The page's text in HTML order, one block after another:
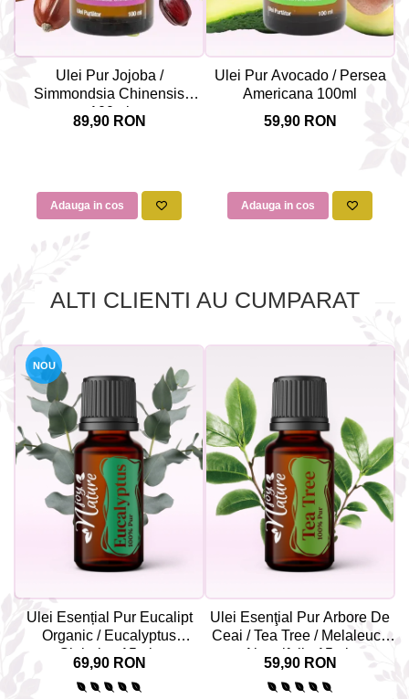
Ulei Pur Jojoba /
Simmondsia Chinensis
100ml
89,90 RON
Adauga in cos
Ulei Pur Avocado / Persea
Americana 100ml
59,90 RON
Adauga in cos
ALTI CLIENTI AU CUMPARAT
NOU
Ulei Esențial Pur Eucalipt
Organic / Eucalyptus
Globulus 15ml -
Aromaterapie Sigura | nJoy
Nature
69,90 RON
Ulei Esenţial Pur Arbore De
Ceai / Tea Tree / Melaleuca
Alternifolia 15ml -
Aromaterapie Sigura | nJoy
Nature
59,90 RON